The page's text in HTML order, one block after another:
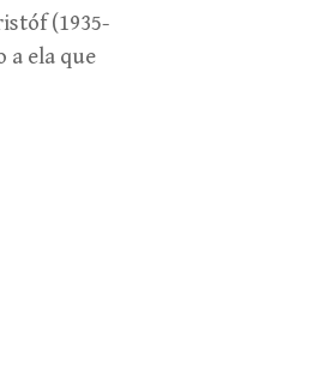
(1935-
a ela que